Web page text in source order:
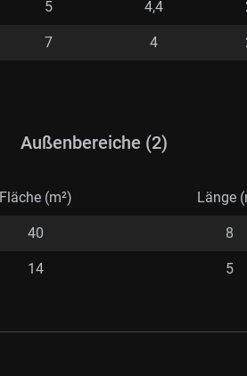
5 4,4
7 4
Außenbereiche (2)
Fläche (m²) Länge
40 8
14 5